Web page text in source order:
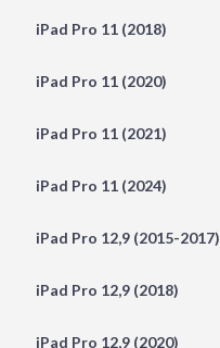
iPad Pro 11 (2018)
iPad Pro 11 (2020)
iPad Pro 11 (2021)
iPad Pro 11 (2024)
iPad Pro 12,9 (2015-2017)
iPad Pro 12,9 (2018)
iPad Pro 12,9 (2020)